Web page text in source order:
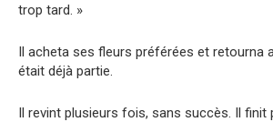
trop tard. »
Il acheta ses fleurs préférées et retourna
était déjà partie.
Il revint plusieurs fois, sans succès. Il finit